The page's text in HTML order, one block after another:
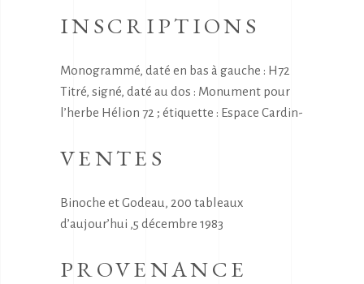
INSCRIPTIONS
Monogrammé, daté en bas à gauche : H72
Titré, signé, daté au dos : Monument pour
l’herbe Hélion 72 ; étiquette : Espace Cardin-
VENTES
Binoche et Godeau, 200 tableaux
d’aujour’hui ,5 décembre 1983
PROVENANCE